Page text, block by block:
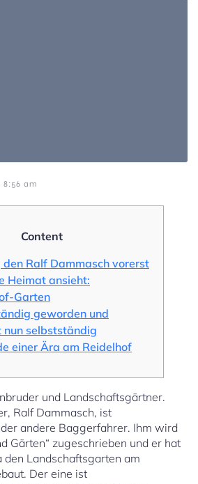
8:56 am
Content
den Ralf Dammasch vorerst
Heimat ansieht:
Garten
geworden und
selbstständig
einer Ära am Reidelhof
und Landschaftsgärtner.
Ralf Dammasch, ist
andere Baggerfahrer. Ihm wird
Gärten“ zugeschrieben und er hat
den Landschaftsgarten am
Der eine ist